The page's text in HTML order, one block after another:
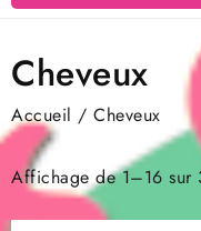
Cheveux
Accueil / Cheveux
Affichage de 1–16 sur